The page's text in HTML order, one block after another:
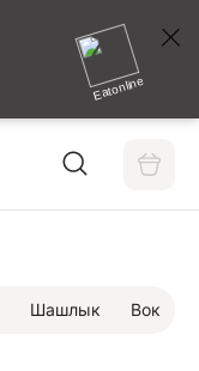
Eatonline
Шашлык Вок